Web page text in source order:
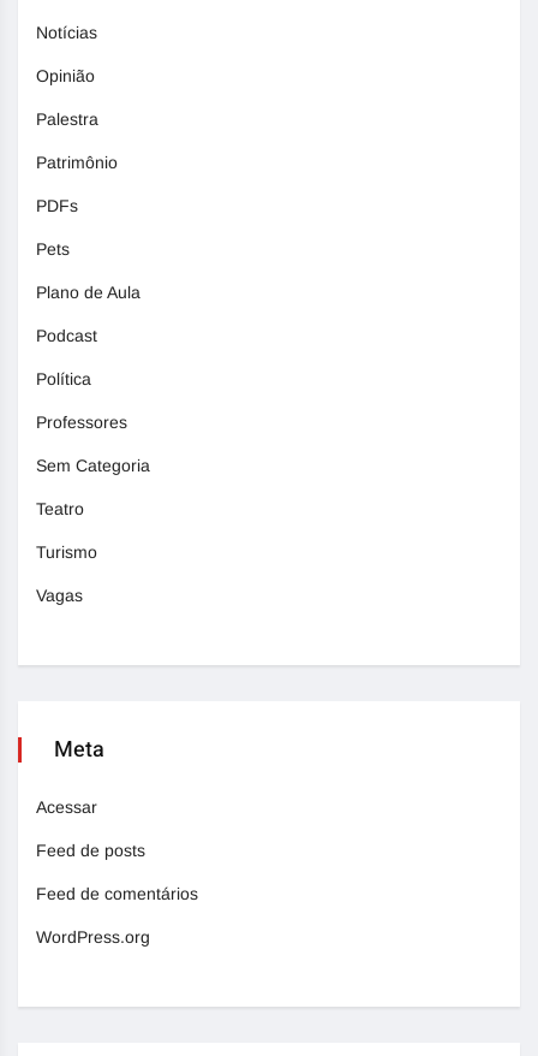
Notícias
Opinião
Palestra
Patrimônio
PDFs
Pets
Plano de Aula
Podcast
Política
Professores
Sem Categoria
Teatro
Turismo
Vagas
Meta
Acessar
Feed de posts
Feed de comentários
WordPress.org